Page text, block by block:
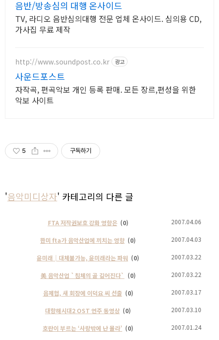
음반/방송심의 대행 온사이드
TV, 라디오 음반심의대행 전문 업체 온사이드. 심의용 CD,
가사집 무료 제작
http://www.soundpost.co.kr 광고
사운드포스트
자작곡, 편곡악보 개인 등록 판매. 모든 장르,편성을 위한
악보 사이트
5 구독하기
'음악미디상자' 카테고리의 다른 글
FTA 저작권보호 강화 영향은 (0) 2007.04.06
한미 fta가 음악산업에 끼치는 영향 (0) 2007.04.03
윤미래│대체불가능, 윤미래라는 파워 (0) 2007.03.22
美 음악산업 `침체의 골 깊어진다` (0) 2007.03.22
음제협, 새 회장에 이덕요 씨 선출 (0) 2007.03.17
대항해시대2 OST 연주 동영상 (0) 2007.03.10
호란이 부르는 ‘사랑밖에 난 몰라’ (0) 2007.01.24